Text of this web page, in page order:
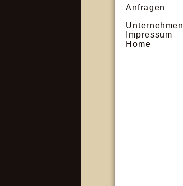
Anfragen
Unternehmen
Impressum
Home